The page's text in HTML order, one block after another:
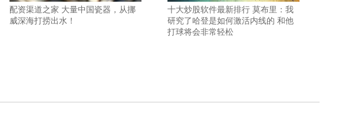
配资渠道之家 大量中国瓷器，从挪
威深海打捞出水！
十大炒股软件最新排行 莫布里：我
研究了哈登是如何激活内线的 和他
打球将会非常轻松